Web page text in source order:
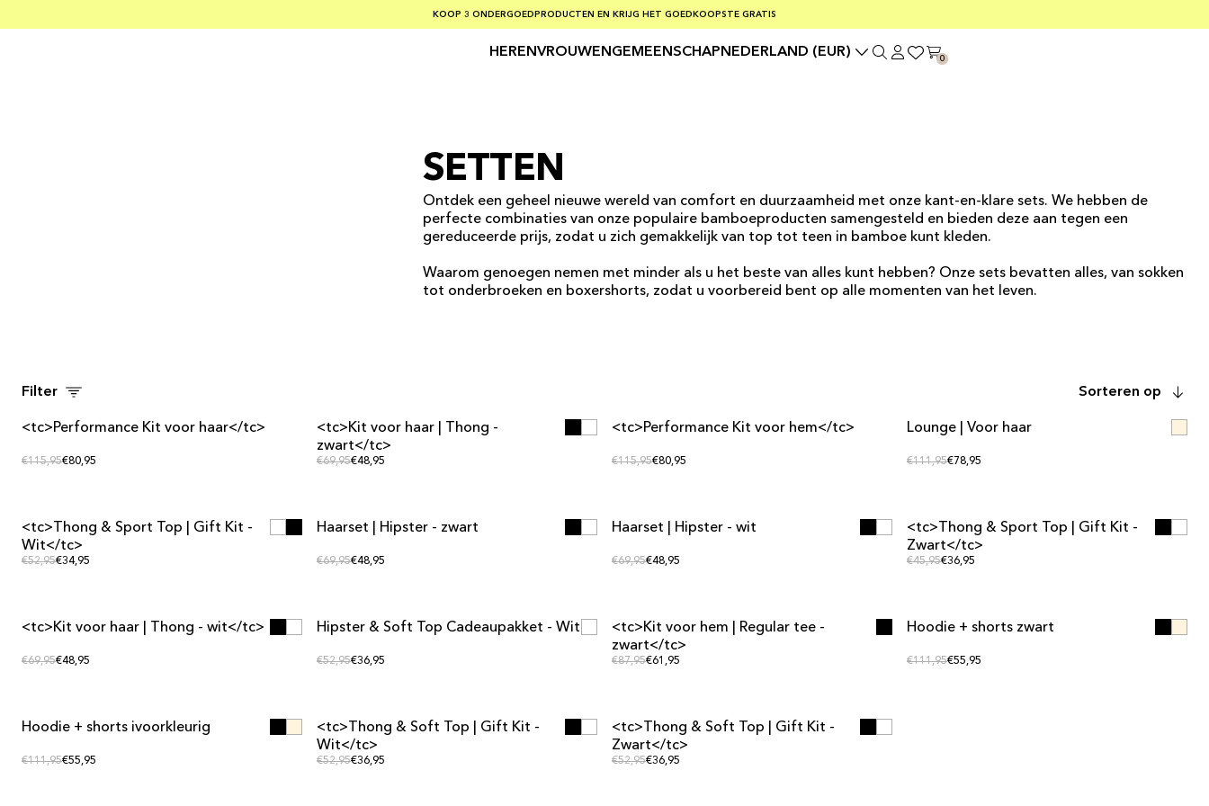
KOOP 3 ONDERGOEDPRODUCTEN EN KRIJG HET GOEDKOOPSTE GRATIS
GRATIS VERZENDING BIJ BESTELLINGEN VAN MEER DAN € 75
VEILIG BETALEN MET KLARNA
HERENVROUWEN GEMEENSCHAP NEDERLAND (EUR) 0
SETTEN
Ontdek een geheel nieuwe wereld van comfort en duurzaamheid met onze kant-en-klare sets. We hebben de
perfecte combinaties van onze populaire bamboeproducten samengesteld en bieden deze aan tegen een
gereduceerde prijs, zodat u zich gemakkelijk van top tot teen in bamboe kunt kleden.
Waarom genoegen nemen met minder als u het beste van alles kunt hebben? Onze sets bevatten alles, van sokken
tot onderbroeken en boxershorts, zodat u voorbereid bent op alle momenten van het leven.
Filter Sorteren op
SET-AANBIEDING
<tc>Performance Kit voor haar</tc>
Normale prijs
€115,95Normale prijs
€80,95
SET-AANBIEDING
<tc>Kit voor haar | Thong -
zwart</tc>
Normale prijs
€69,95Normale prijs
€48,95
SET-AANBIEDING
<tc>Performance Kit voor hem</tc>
Normale prijs
€115,95Normale prijs
€80,95
SET-AANBIEDING
Lounge | Voor haar
Normale prijs
€111,95Normale prijs
€78,95
SET-AANBIEDING
<tc>Thong & Sport Top | Gift Kit -
Wit</tc>
Normale prijs
€52,95Normale prijs
€34,95
SET-AANBIEDING
Haarset | Hipster - zwart
Normale prijs
€69,95Normale prijs
€48,95
SET-AANBIEDING
Haarset | Hipster - wit
Normale prijs
€69,95Normale prijs
€48,95
SET-AANBIEDING
<tc>Thong & Sport Top | Gift Kit -
Zwart</tc>
Normale prijs
€45,95Normale prijs
€36,95
SET-AANBIEDING
<tc>Kit voor haar | Thong - wit</tc>
Normale prijs
€69,95Normale prijs
€48,95
SET-AANBIEDING
Hipster & Soft Top Cadeaupakket - Wit
Normale prijs
€52,95Normale prijs
€36,95
SET-AANBIEDING
<tc>Kit voor hem | Regular tee -
zwart</tc>
Normale prijs
€87,95Normale prijs
€61,95
SET-AANBIEDING
Hoodie + shorts zwart
Normale prijs
€111,95Normale prijs
€55,95
SET-AANBIEDING
Hoodie + shorts ivoorkleurig
Normale prijs
€111,95Normale prijs
€55,95
SET-AANBIEDING
<tc>Thong & Soft Top | Gift Kit -
Wit</tc>
Normale prijs
€52,95Normale prijs
€36,95
SET-AANBIEDING
<tc>Thong & Soft Top | Gift Kit -
Zwart</tc>
Normale prijs
€52,95Normale prijs
€36,95